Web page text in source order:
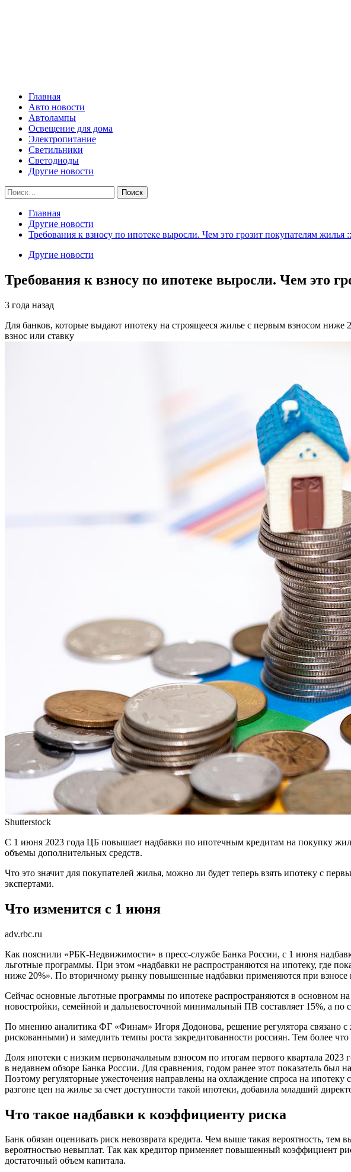
Главная
Авто новости
Автолампы
Освещение для дома
Электропитание
Светильники
Светодиоды
Другие новости
Найти:
Главная
Другие новости
Требования к взносу по ипотеке выросли. Чем это грозит покупателям
Другие новости
Требования к взносу по ипотеке выросли. Чем это
3 года назад
Для банков, которые выдают ипотеку на строящееся жилье с первым взносом
взнос или ставку
Shutterstock
С 1 июня 2023 года ЦБ повышает надбавки по ипотечным кредитам на покупку
объемы дополнительных средств.
Что это значит для покупателей жилья, можно ли будет теперь взять ипотеку с
экспертами.
Что изменится с 1 июня
adv.rbc.ru
Как пояснили «РБК-Недвижимости» в пресс-службе Банка России, с 1 июня
льготные программы. При этом «надбавки не распространяются на ипотеку, где
ниже 20%». По вторичному рынку повышенные надбавки применяются при
Сейчас основные льготные программы по ипотеке распространяются в основном
новостройки, семейной и дальневосточной минимальный ПВ составляет 15%, а по
По мнению аналитика ФГ «Финам» Игоря Додонова, решение регулятора связано
рискованными) и замедлить темпы роста закредитованности россиян. Тем более
Доля ипотеки с низким первоначальным взносом по итогам первого квартала
в недавнем обзоре Банка России. Для сравнения, годом ранее этот показатель был
Поэтому регуляторные ужесточения направлены на охлаждение спроса на
разгоне цен на жилье за счет доступности такой ипотеки, добавила младший
Что такое надбавки к коэффициенту риска
Банк обязан оценивать риск невозврата кредита. Чем выше такая вероятность,
вероятностью невыплат. Так как кредитор применяет повышенный коэффициент
достаточный объем капитала.